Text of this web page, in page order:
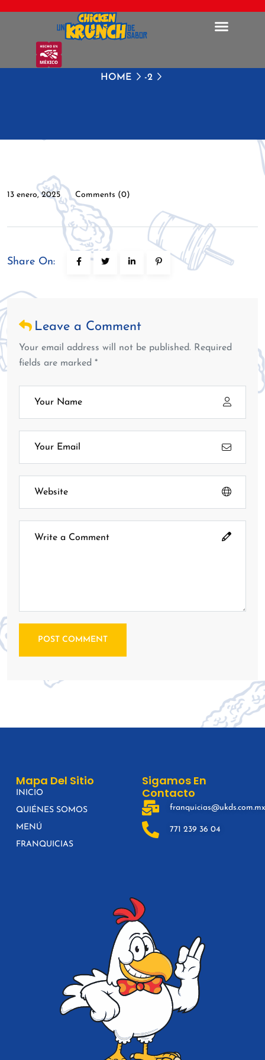
HOME -2
13 enero, 2025 Comments (0)
Share On:
Leave a Comment
Your email address will not be published. Required
fields are marked *
POST COMMENT
Mapa Del Sitio
INICIO
QUIÉNES SOMOS
MENÚ
FRANQUICIAS
Sigamos En
Contacto
771 239 36 04